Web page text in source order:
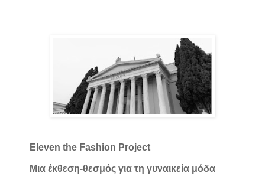
Eleven the Fashion Project
Μια έκθεση-θεσμός για τη γυναικεία μόδα